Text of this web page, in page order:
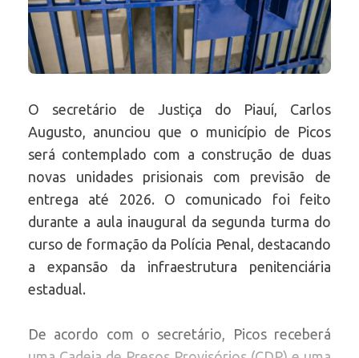
O secretário de Justiça do Piauí, Carlos
Augusto, anunciou que o município de Picos
será contemplado com a construção de duas
novas unidades prisionais com previsão de
entrega até 2026. O comunicado foi feito
durante a aula inaugural da segunda turma do
curso de formação da Polícia Penal, destacando
a expansão da infraestrutura penitenciária
estadual.
De acordo com o secretário, Picos receberá